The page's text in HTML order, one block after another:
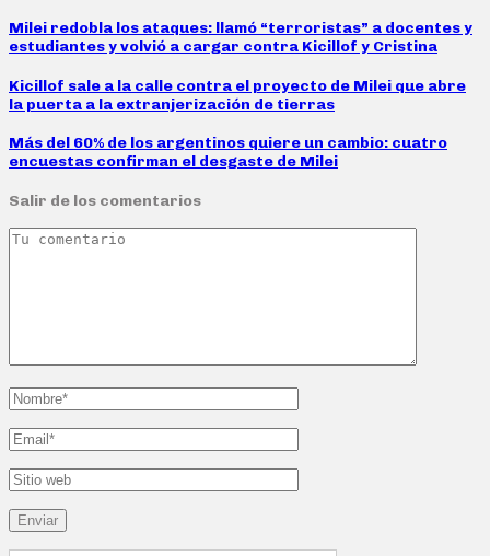
Milei redobla los ataques: llamó “terroristas” a docentes y
estudiantes y volvió a cargar contra Kicillof y Cristina
Kicillof sale a la calle contra el proyecto de Milei que abre
la puerta a la extranjerización de tierras
Más del 60% de los argentinos quiere un cambio: cuatro
encuestas confirman el desgaste de Milei
Salir de los comentarios